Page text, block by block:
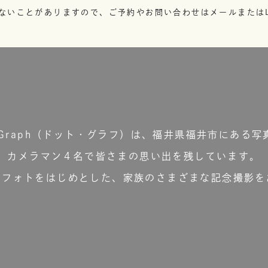
いことがありますので、ご予約やお問い合わせはメールまた
（ドット・グラフ）は、福井県福井市にある写
カメラマン４名で皆さまの思い出を残しています。
ォトをはじめとした、家族のさまざまな記念撮影